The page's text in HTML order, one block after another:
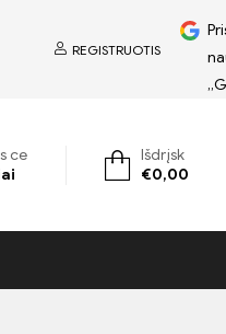
REGISTRUOTIS
ce
Išdrįsk
€0,00